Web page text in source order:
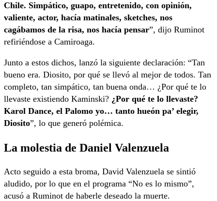
Chile. Simpático, guapo, entretenido, con opinión,
valiente, actor, hacía matinales, sketches, nos
cagábamos de la risa, nos hacía pensar”, dijo Ruminot
refiriéndose a Camiroaga.
Junto a estos dichos, lanzó la siguiente declaración: “Tan
bueno era. Diosito, por qué se llevó al mejor de todos. Tan
completo, tan simpático, tan buena onda… ¿Por qué te lo
llevaste existiendo Kaminski? ¿Por qué te lo llevaste?
Karol Dance, el Palomo yo… tanto hueón pa’ elegir,
Diosito”, lo que generó polémica.
La molestia de Daniel Valenzuela
Acto seguido a esta broma, David Valenzuela se sintió
aludido, por lo que en el programa “No es lo mismo”,
acusó a Ruminot de haberle deseado la muerte.